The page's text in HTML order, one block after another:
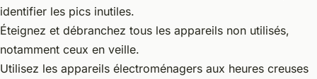
identifier les pics inutiles.
Éteignez et débranchez tous les appareils non utilisés,
notamment ceux en veille.
Utilisez les appareils électroménagers aux heures creuses